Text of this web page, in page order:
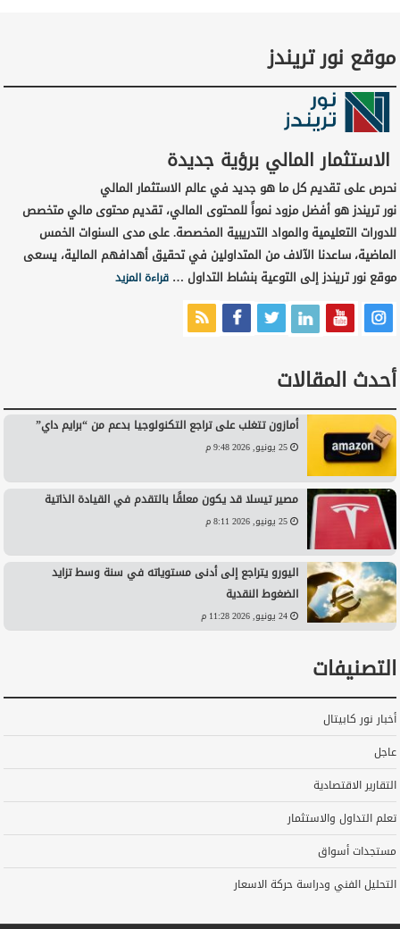
موقع نور تريندز
الاستثمار المالي برؤية جديدة
نحرص على تقديم كل ما هو جديد في عالم الاستثمار المالي
نور تريندز هو أفضل مزود نمواً للمحتوى المالي، تقديم محتوى مالي متخصص
للدورات التعليمية والمواد التدريبية المخصصة. على مدى السنوات الخمس
الماضية، ساعدنا الآلاف من المتداولين في تحقيق أهدافهم المالية، يسعى
موقع نور تريندز إلى التوعية بنشاط التداول …قراءة المزيد
أحدث المقالات
أمازون تتغلب على تراجع التكنولوجيا بدعم من “برايم داي”
25 يونيو, 2026 9:48 م
مصير تيسلا قد يكون معلقًا بالتقدم في القيادة الذاتية
25 يونيو, 2026 8:11 م
اليورو يتراجع إلى أدنى مستوياته في سنة وسط تزايد
الضغوط النقدية
24 يونيو, 2026 11:28 م
التصنيفات
أخبار نور كابيتال
عاجل
التقارير الاقتصادية
تعلم التداول والاستثمار
مستجدات أسواق
التحليل الفني ودراسة حركة الاسعار